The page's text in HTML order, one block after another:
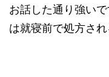
お話した通り強い
は就寝前で処方され